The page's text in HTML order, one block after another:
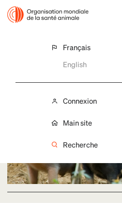
English
Français
Connexion
Main site
Recherche
Peste Porcine Africaine